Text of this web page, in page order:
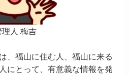
理人 梅吉
、福山に住む人、福山に来る
にとって、有意義な情報を発